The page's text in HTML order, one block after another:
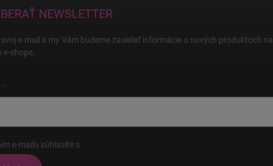
NEWSLETTER
e-mail a my Vám budeme zasielať informácie o nových produktoch na
e-shope.
e-mailu súhlasíte s